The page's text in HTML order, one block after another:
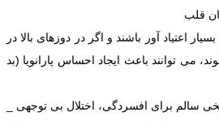
قلب
اعتیاد آور باشند و اگر در دوزهای بالا در
توانند باعث ایجاد احساس پارانویا (بد
سالم برای افسردگی، اختلال بی توجهی _